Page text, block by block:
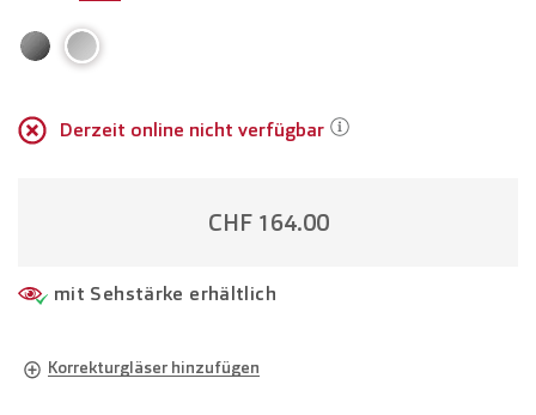
Derzeit online nicht verfügbar
CHF 164.00
mit Sehstärke erhältlich
Korrekturgläser hinzufügen